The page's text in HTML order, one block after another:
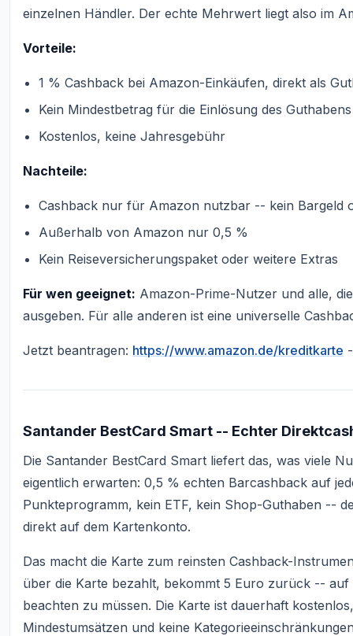
einzelnen Händler. Der echte Mehrwert liegt also im
Vorteile:
1 % Cashback bei Amazon-Einkäufen, direkt als
Kein Mindestbetrag für die Einlösung des Guthabens
Kostenlos, keine Jahresgebühr
Nachteile:
Cashback nur für Amazon nutzbar -- kein Bargeld
Außerhalb von Amazon nur 0,5 %
Kein Reiseversicherungspaket oder weitere Extras
Für wen geeignet: Amazon-Prime-Nutzer und alle,
ausgeben. Für alle anderen ist eine universelle
Jetzt beantragen: https://www.amazon.de/kreditkarte
Santander BestCard Smart -- Echter
Die Santander BestCard Smart liefert das, was viele
eigentlich erwarten: 0,5 % echten Barcashback auf
Punkteprogramm, kein ETF, kein Shop-Guthaben --
direkt auf dem Kartenkonto.
Das macht die Karte zum reinsten Cashback-
über die Karte bezahlt, bekommt 5 Euro zurück --
beachten zu müssen. Die Karte ist dauerhaft
Mindestumsätzen und keine